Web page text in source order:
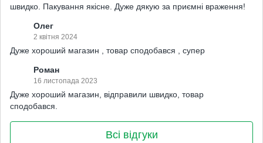
швидко. Пакування якісне. Дуже дякую за приємні враження!
Олег
2 квітня 2024
Дуже хороший магазин , товар сподобався , супер
Роман
16 листопада 2023
Дуже хороший магазин, відправили швидко, товар
сподобався.
Всі відгуки